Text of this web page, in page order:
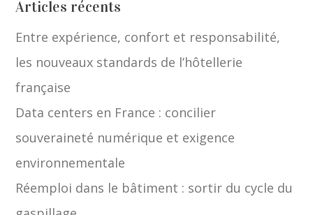
Articles récents
Entre expérience, confort et responsabilité,
les nouveaux standards de l’hôtellerie
française
Data centers en France : concilier
souveraineté numérique et exigence
environnementale
Réemploi dans le bâtiment : sortir du cycle du